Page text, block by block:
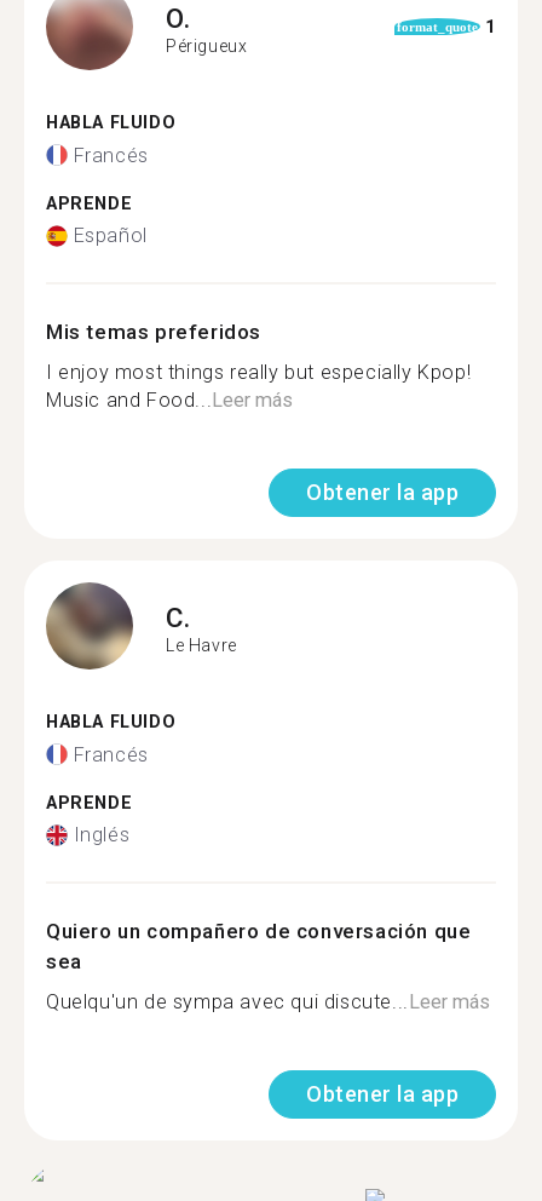
O.
Périgueux
format_quote 1
HABLA FLUIDO
Francés
APRENDE
Español
Mis temas preferidos
I enjoy most things really but especially Kpop!
Music and Food...Leer más
Obtener la app
C.
Le Havre
HABLA FLUIDO
Francés
APRENDE
Inglés
Quiero un compañero de conversación que
sea
Quelqu'un de sympa avec qui discute...Leer más
Obtener la app